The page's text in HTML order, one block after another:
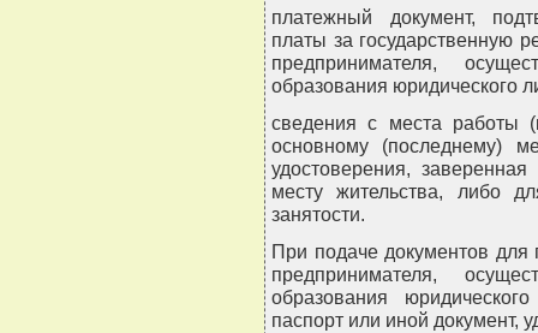
платежный документ,
платы за государственную
предпринимателя,
образования юридического
сведения с места работы
основному (последнему)
удостоверения,
месту жительства, либо
занятости.
При подаче документов для
предпринимателя,
образования
паспорт или иной документ,